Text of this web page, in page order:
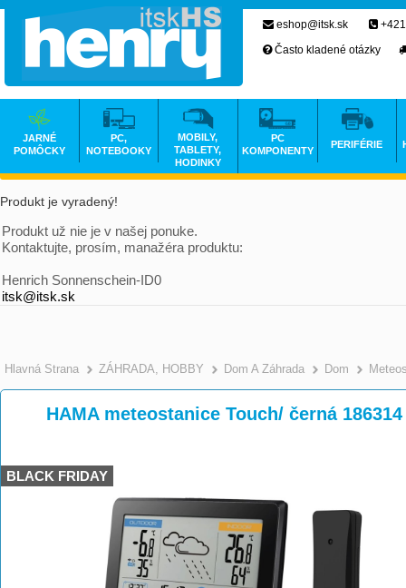
Produkt je vyradený!
Produkt už nie je v našej ponuke.
Kontaktujte, prosím, manažéra produktu:
Henrich Sonnenschein-ID0
itsk@itsk.sk
Hlavná Strana >
ZÁHRADA, HOBBY >
Dom A Záhrada Dom
HAMA meteostanice Touch/ černá 186314
BLACK FRIDAY
eshop@itsk.sk
Často kladené otázky
JARNÉ
POMÔCKY
PC,
NOTEBOOKY
MOBILY,
TABLETY,
HODINKY
PC
KOMPONENTY
PERIFÉRIE